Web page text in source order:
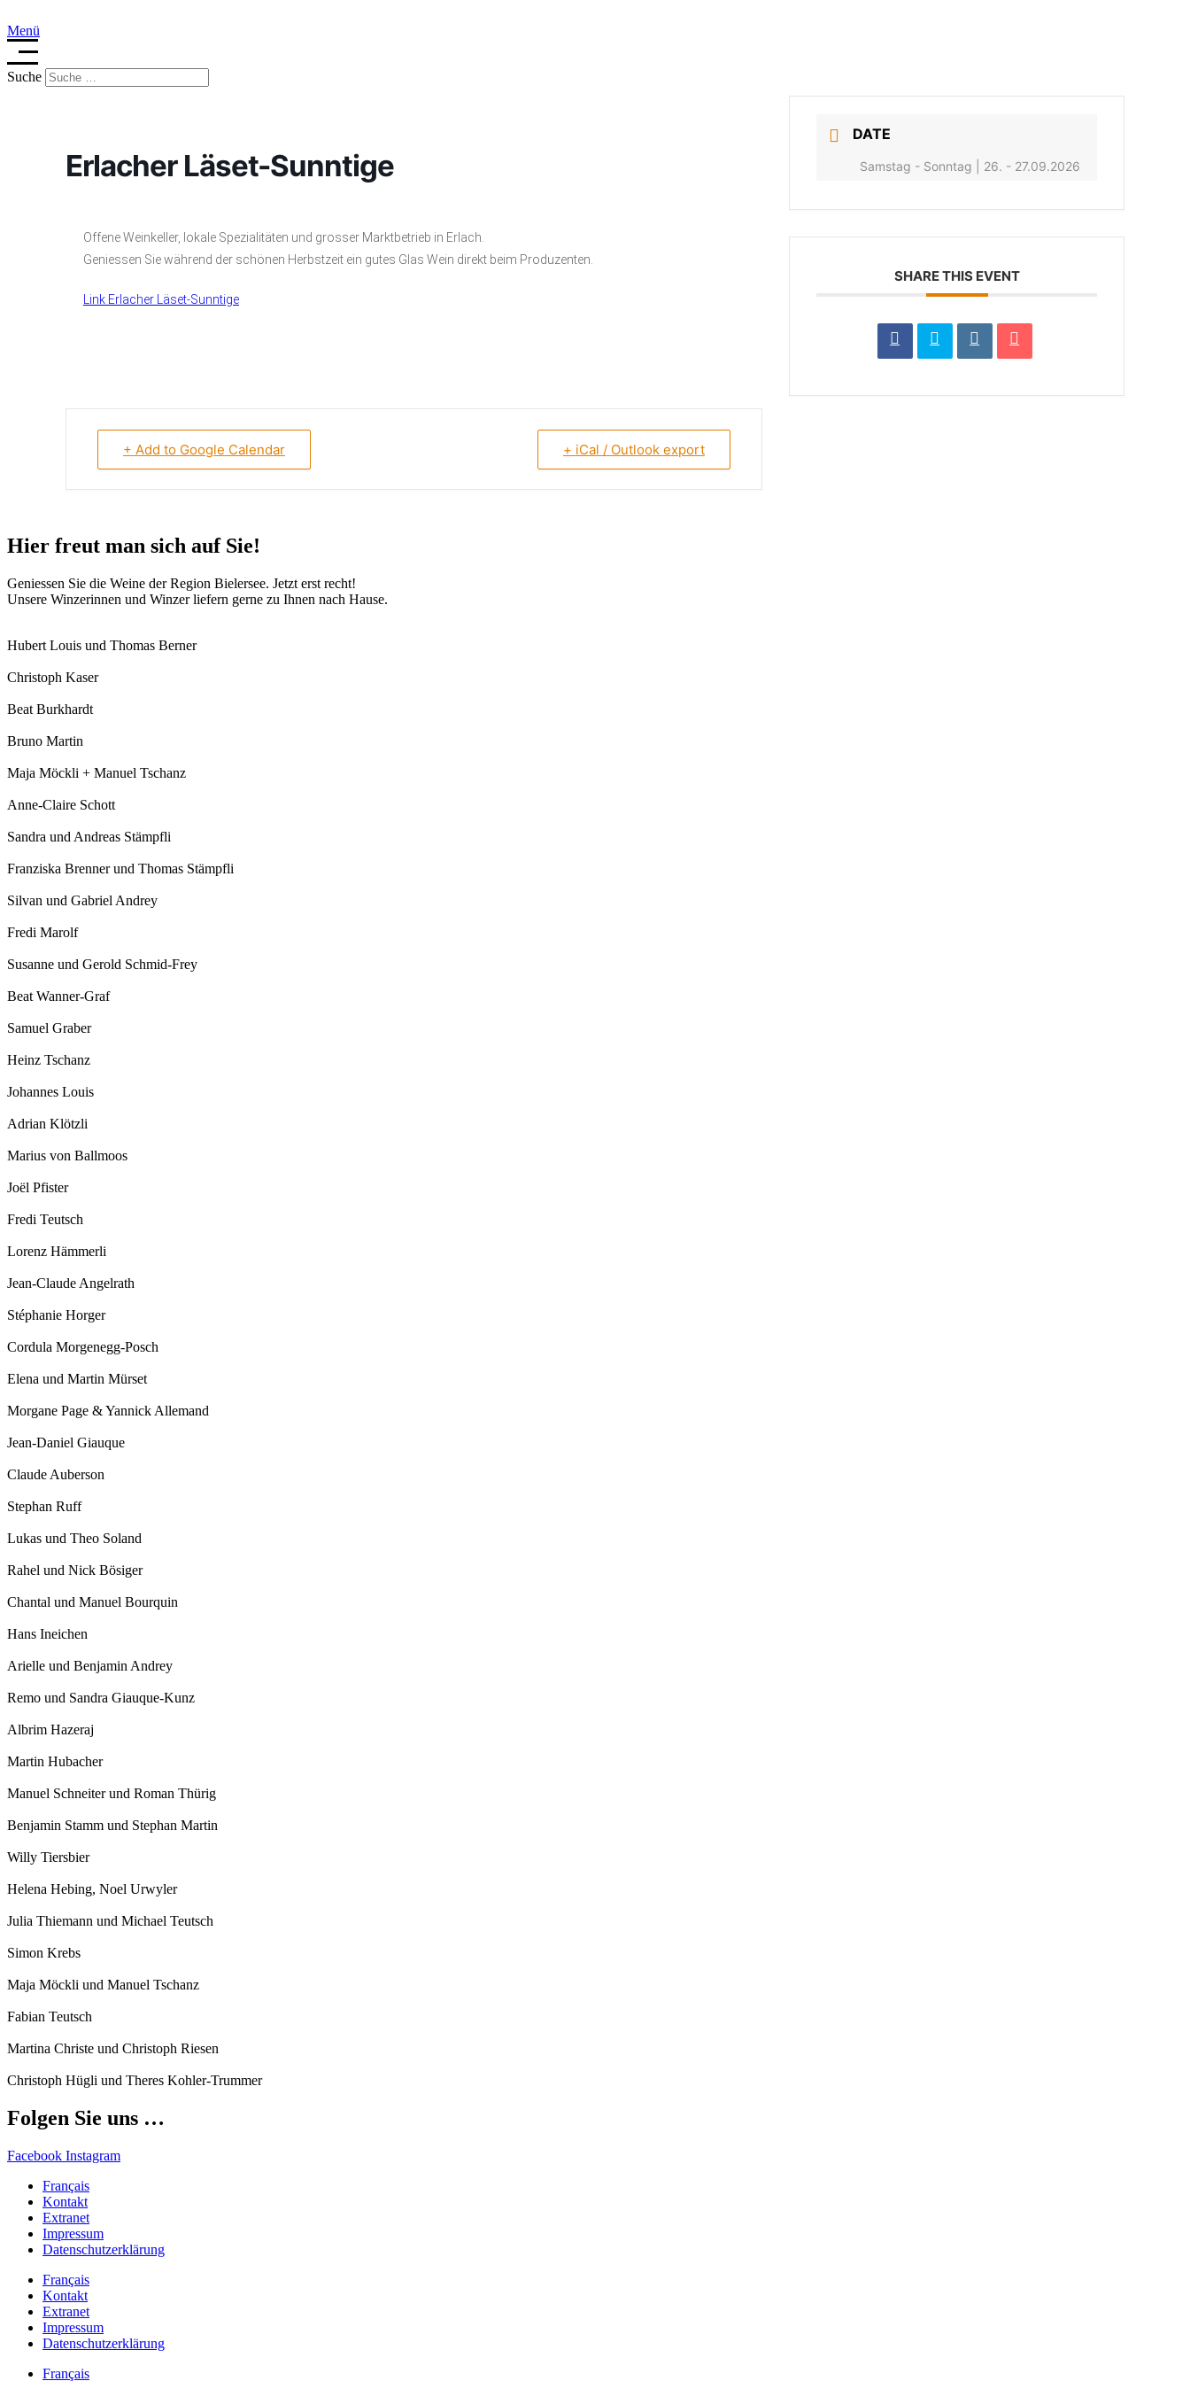
Inhalt
springen
Menü
Suche
Erlacher Läset-Sunntige
Offene Weinkeller, lokale Spezialitäten und grosser Marktbetrieb in Erlach.
Geniessen Sie während der schönen Herbstzeit ein gutes Glas Wein direkt beim Produzenten.
Link Erlacher Läset-Sunntige
+ Add to Google Calendar + iCal / Outlook export
DATE
Samstag - Sonntag | 26. - 27.09.2026
SHARE THIS EVENT
Hier freut man sich auf Sie!
Geniessen Sie die Weine der Region Bielersee. Jetzt erst recht!
Unsere Winzerinnen und Winzer liefern gerne zu Ihnen nach Hause.
Hubert Louis und Thomas Berner
Christoph Kaser
Beat Burkhardt
Bruno Martin
Maja Möckli + Manuel Tschanz
Anne-Claire Schott
Sandra und Andreas Stämpfli
Franziska Brenner und Thomas Stämpfli
Silvan und Gabriel Andrey
Fredi Marolf
Susanne und Gerold Schmid-Frey
Beat Wanner-Graf
Samuel Graber
Heinz Tschanz
Johannes Louis
Adrian Klötzli
Marius von Ballmoos
Joël Pfister
Fredi Teutsch
Lorenz Hämmerli
Jean-Claude Angelrath
Stéphanie Horger
Cordula Morgenegg-Posch
Elena und Martin Mürset
Morgane Page & Yannick Allemand
Jean-Daniel Giauque
Claude Auberson
Stephan Ruff
Lukas und Theo Soland
Rahel und Nick Bösiger
Chantal und Manuel Bourquin
Hans Ineichen
Arielle und Benjamin Andrey
Remo und Sandra Giauque-Kunz
Albrim Hazeraj
Martin Hubacher
Manuel Schneiter und Roman Thürig
Benjamin Stamm und Stephan Martin
Willy Tiersbier
Helena Hebing, Noel Urwyler
Julia Thiemann und Michael Teutsch
Simon Krebs
Maja Möckli und Manuel Tschanz
Fabian Teutsch
Martina Christe und Christoph Riesen
Christoph Hügli und Theres Kohler-Trummer
Folgen Sie uns …
Facebook Instagram
Français
Kontakt
Extranet
Impressum
Datenschutzerklärung
Français
Kontakt
Extranet
Impressum
Datenschutzerklärung
Français